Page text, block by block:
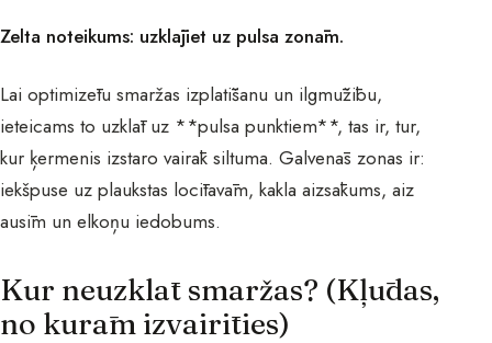
Zelta noteikums: uzklājiet uz pulsa zonām.
Lai optimizētu smaržas izplatīšanu un ilgmūžību,
ieteicams to uzklāt uz **pulsa punktiem**, tas ir, tur,
kur ķermenis izstaro vairāk siltuma. Galvenās zonas ir:
iekšpuse uz plaukstas locītavām, kakla aizsākums, aiz
ausīm un elkoņu iedobums.
Kur neuzklāt smaržas? (Kļūdas,
no kurām izvairīties)